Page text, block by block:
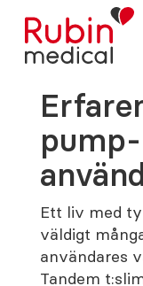
Ett liv med
väldigt
användares
Tandem